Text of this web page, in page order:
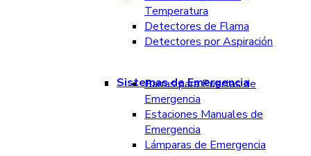
Temperatura
Detectores de Flama
Detectores por Aspiración
Sistemas de Emergencia
Barras para Puertas de
Emergencia
Estaciones Manuales de
Emergencia
Lámparas de Emergencia